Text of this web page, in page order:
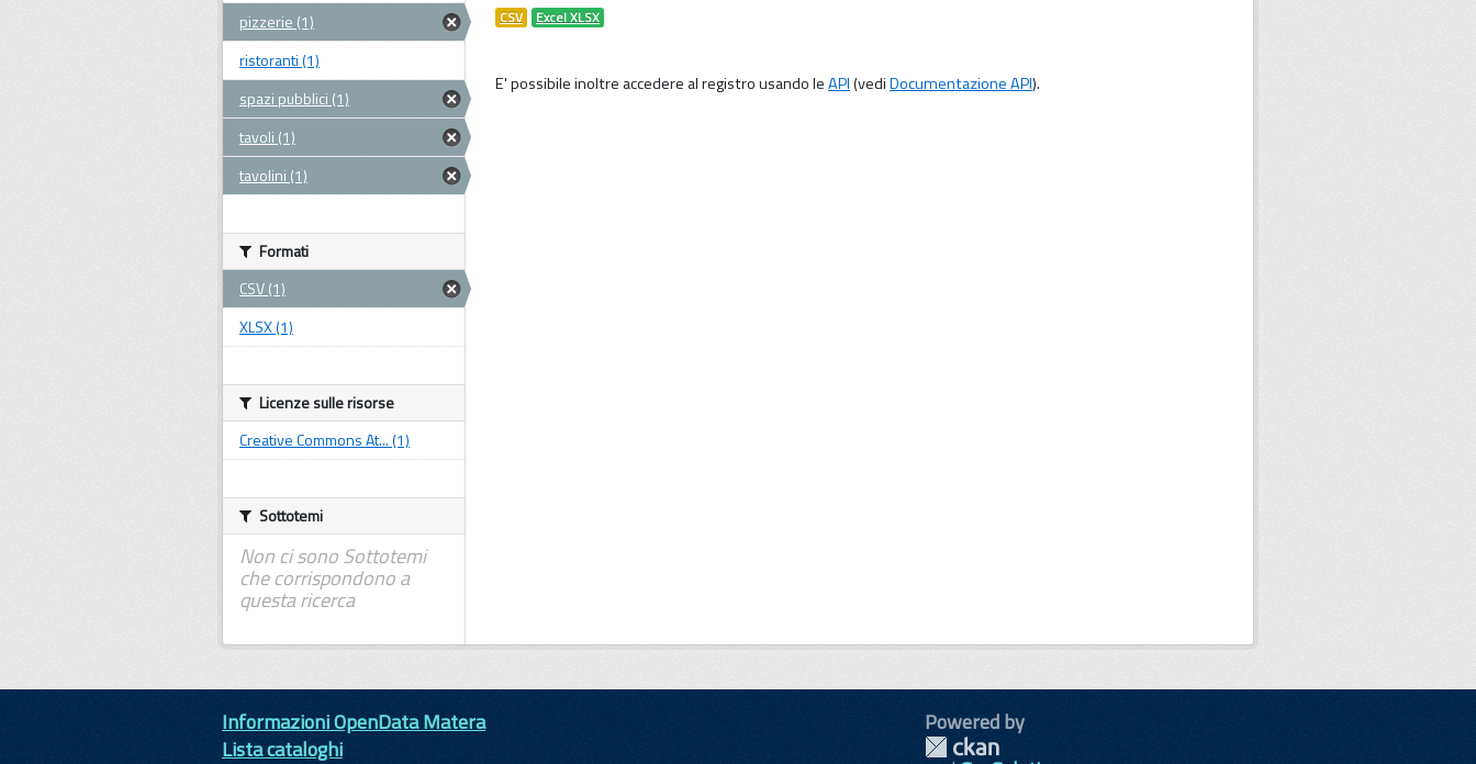
CSV Excel XLSX
E' possibile inoltre accedere al registro usando leAPI(vediDocumentazione API).
pizzerie (1)
ristoranti (1)
spazi pubblici (1)
tavoli (1)
tavolini (1)
Formati
CSV (1)
XLSX (1)
Licenze sulle risorse
Creative Commons At... (1)
Sottotemi
Non ci sono Sottotemi
che corrispondono a
questa ricerca
Informazioni OpenData Matera
Lista cataloghi
Powered by